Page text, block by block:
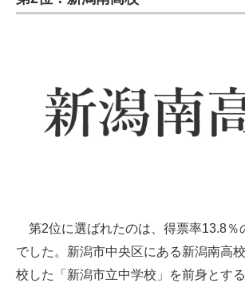
第2位に選ばれたのは、得票率13.8％
でした。新潟市中央区にある新潟南高
校した「新潟市立中学校」を前身とす